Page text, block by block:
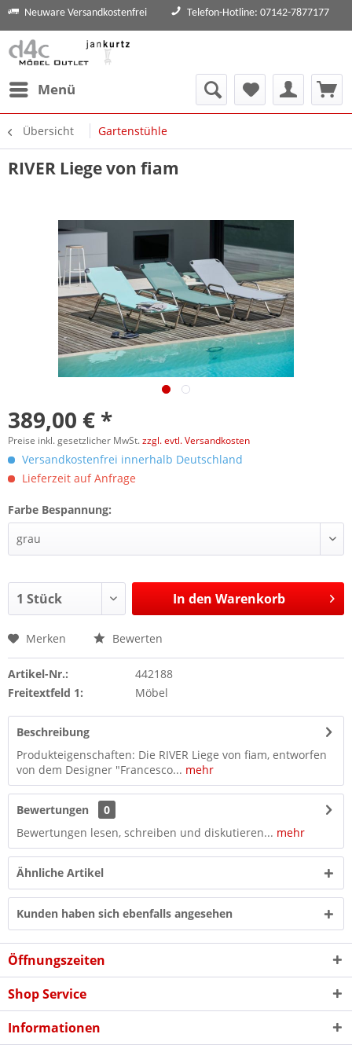
Neuware Versandkostenfrei Telefon-Hotline: 07142-7877177
Menü
Übersicht Gartenstühle
RIVER Liege von fiam
389,00 € *
Preise inkl. gesetzlicher MwSt.zzgl. evtl. Versandkosten
Versandkostenfrei innerhalb Deutschland
Lieferzeit auf Anfrage
Farbe Bespannung:
In den Warenkorb
Merken Bewerten
Artikel-Nr.:
442188
Freitextfeld 1:
Möbel
Beschreibung
Produkteigenschaften: Die RIVER Liege von fiam, entworfen
von dem Designer "Francesco... mehr
Bewertungen
0
Bewertungen lesen, schreiben und diskutieren... mehr
Ähnliche Artikel
Kunden haben sich ebenfalls angesehen
Öffnungszeiten
Shop Service
Informationen